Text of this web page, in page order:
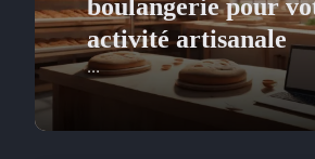
boulangerie pour
activité artisanale
...